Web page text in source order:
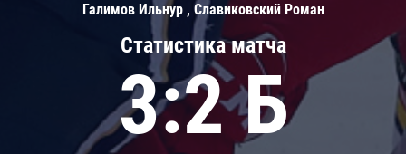
Статистика матча
3:2 Б
Галимов Ильнур , Славиковский Роман